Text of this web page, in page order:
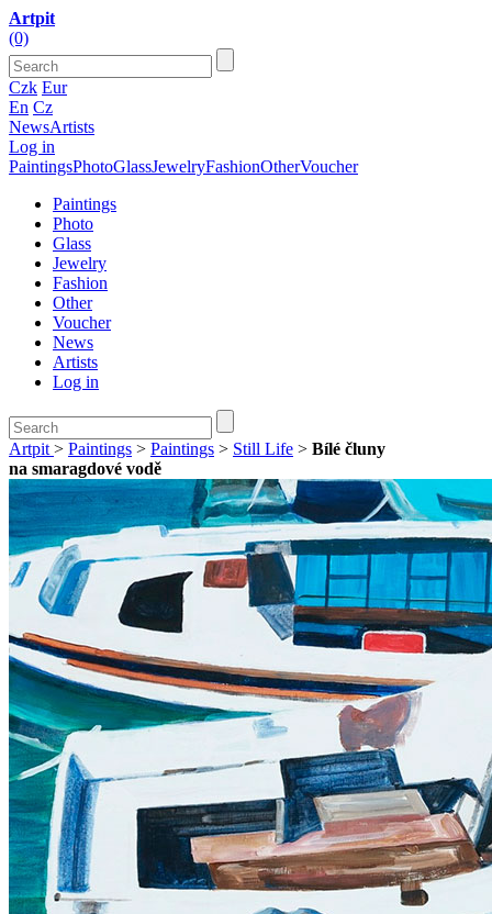
Artpit
(0)
Czk Eur
En Cz
NewsArtists
Log in
PaintingsPhotoGlassJewelryFashionOtherVoucher
Paintings
Photo
Glass
Jewelry
Fashion
Other
Voucher
News
Artists
Log in
Artpit > Paintings > Paintings > Still Life > Bílé čluny
na smaragdové vodě